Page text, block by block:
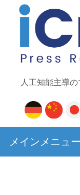
人工知能主導
メインメニュー